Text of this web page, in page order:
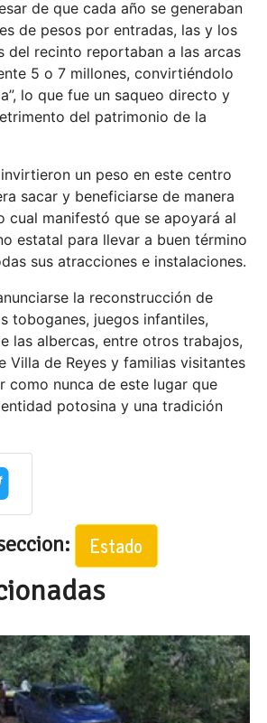
de que cada año se generaban
de pesos por entradas, las y los
del recinto reportaban a las arcas
5 o 7 millones, convirtiéndolo
lo que fue un saqueo directo y
del patrimonio de la
un peso en este centro
sacar y beneficiarse de manera
cual manifestó que se apoyará al
estatal para llevar a buen término
sus atracciones e instalaciones.
la reconstrucción de
toboganes, juegos infantiles,
las albercas, entre otros trabajos,
Villa de Reyes y familias visitantes
como nunca de este lugar que
potosina y una tradición
Estado